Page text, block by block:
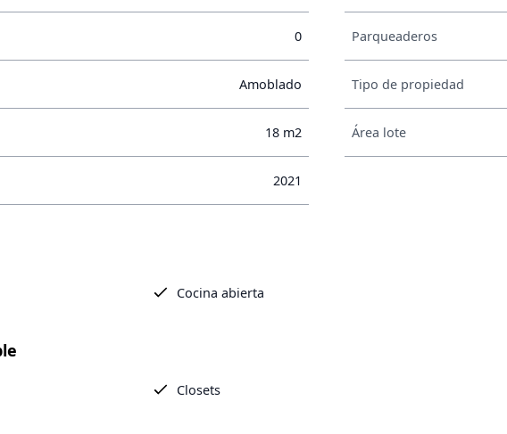
0 Parqueaderos
Amoblado Tipo de propiedad
18 m2 Área lote
2021
Cocina abierta
Closets